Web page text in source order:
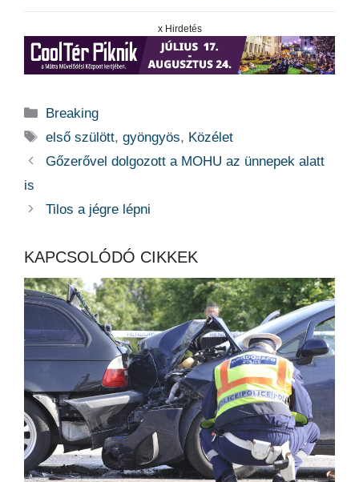
x Hirdetés
Kategória
Breaking
Címkék
első szülött,gyöngyös, Közélet
Gőzerővel dolgozott a MOHU az ünnepek alatt
is
Tilos a jégre lépni
KAPCSOLÓDÓ CIKKEK